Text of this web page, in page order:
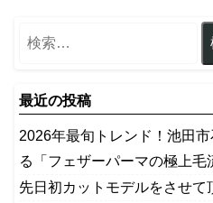
最近の投稿
2026年最旬トレンド！池田
る「フェザーパーマの極上毛
先日初カットモデルをさせて